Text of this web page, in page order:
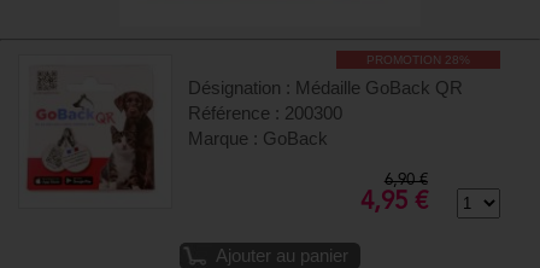
PROMOTION 28%
Désignation : Médaille GoBack QR
Référence : 200300
Marque : GoBack
6,90 €
4,95 €
Ajouter au panier